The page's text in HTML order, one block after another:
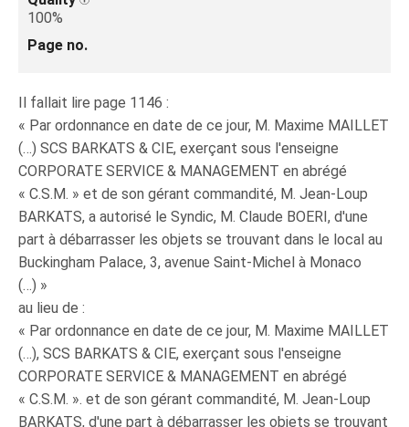
100%
Page no.
Il fallait lire page 1146 :
« Par ordonnance en date de ce jour, M. Maxime MAILLET
(…) SCS BARKATS & CIE, exerçant sous l'enseigne
CORPORATE SERVICE & MANAGEMENT en abrégé
« C.S.M. » et de son gérant commandité, M. Jean-Loup
BARKATS, a autorisé le Syndic, M. Claude BOERI, d'une
part à débarrasser les objets se trouvant dans le local au
Buckingham Palace, 3, avenue Saint-Michel à Monaco
(…) »
au lieu de :
« Par ordonnance en date de ce jour, M. Maxime MAILLET
(…), SCS BARKATS & CIE, exerçant sous l'enseigne
CORPORATE SERVICE & MANAGEMENT en abrégé
« C.S.M. ». et de son gérant commandité, M. Jean-Loup
BARKATS, d'une part à débarrasser les objets se trouvant